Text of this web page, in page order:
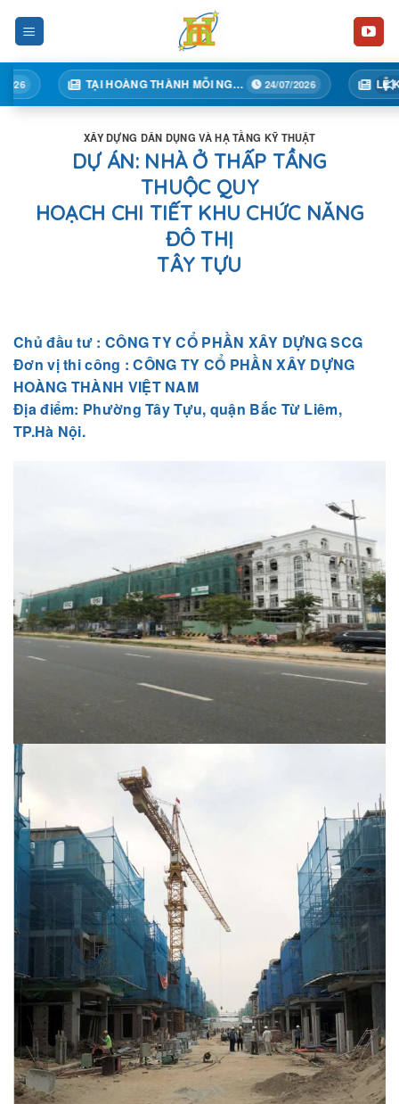
TẠI HOÀNG THÀNH MỖI NGÀY MỘT BƯỚC TIẾN 24/07/2026
XÂY DỰNG DÂN DỤNG VÀ HẠ TẦNG KỸ THUẬT
DỰ ÁN: NHÀ Ở THẤP TẦNG
THUỘC QUY
HOẠCH CHI TIẾT KHU CHỨC NĂNG
ĐÔ THỊ
TÂY TỰU
Chủ đầu tư : CÔNG TY CỔ PHẦN XÂY DỰNG SCG
Đơn vị thi công : CÔNG TY CỔ PHẦN XÂY DỰNG
HOÀNG THÀNH VIỆT NAM
Địa điểm: Phường Tây Tựu, quận Bắc Từ Liêm,
TP.Hà Nội.